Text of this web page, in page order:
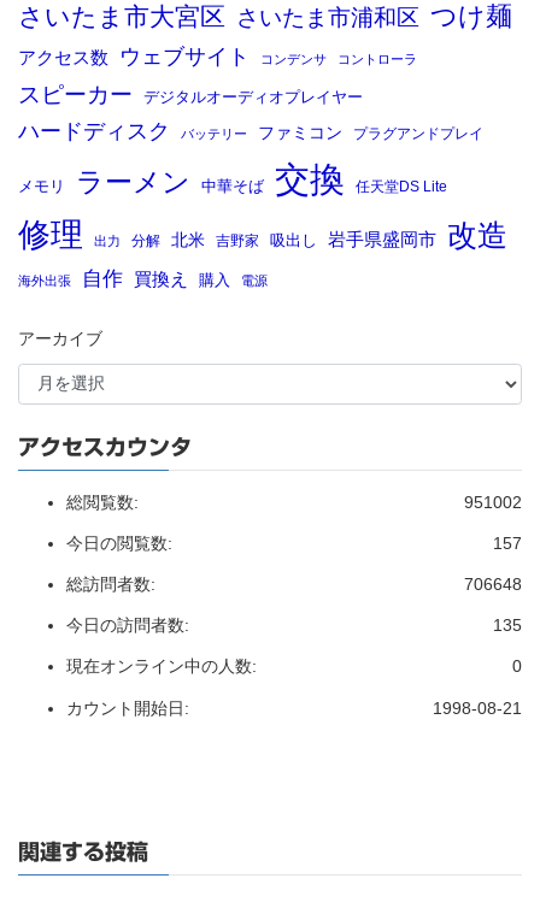
さいたま市大宮区 さいたま市浦和区 つけ麺
アクセス数 ウェブサイト コンデンサ コントローラ
スピーカー デジタルオーディオプレイヤー
ハードディスク バッテリー ファミコン プラグアンドプレイ
メモリ ラーメン 中華そば 交換 任天堂DS Lite
修理 出力 分解 北米 吉野家 吸出し 岩手県盛岡市 改造
海外出張 自作 買換え 購入 電源
アーカイブ
アクセスカウンタ
951002
総閲覧数:
157
今日の閲覧数:
706648
総訪問者数:
135
今日の訪問者数:
0
現在オンライン中の人数:
1998-08-21
カウント開始日:
関連する投稿